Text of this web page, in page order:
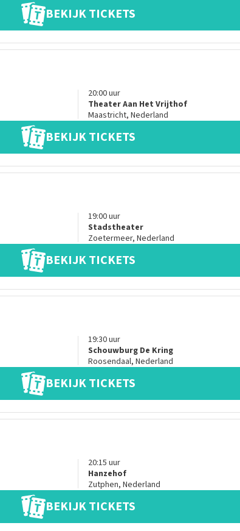
BEKIJK TICKETS
20:00uur
Theater Aan Het Vrijthof
Maastricht, Nederland
BEKIJK TICKETS
19:00uur
Stadstheater
Zoetermeer, Nederland
BEKIJK TICKETS
19:30uur
Schouwburg De Kring
Roosendaal, Nederland
BEKIJK TICKETS
20:15 uur
Hanzehof
Zutphen, Nederland
BEKIJK TICKETS